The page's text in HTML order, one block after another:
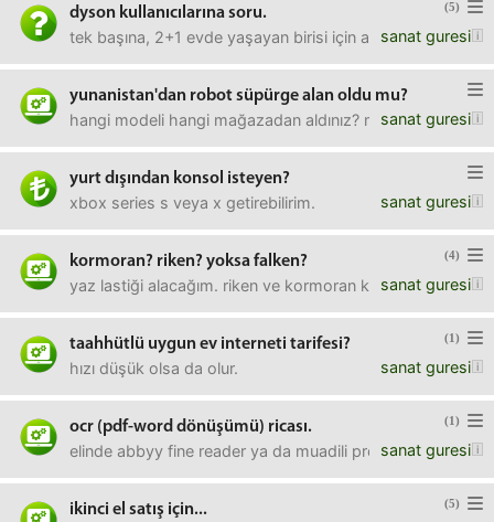
(5)
dyson kullanıcılarına soru.
sanat guresi
tek başına, 2+1 evde yaşayan birisi için absolute v8
yunanistan'dan robot süpürge alan oldu mu?
sanat guresi
hangi modeli hangi mağazadan aldınız? memnun
yurt dışından konsol isteyen?
sanat guresi
xbox series s veya x getirebilirim.
(4)
kormoran? riken? yoksa falken?
sanat guresi
yaz lastiği alacağım. riken ve kormoran kullananlar
(1)
taahhütlü uygun ev interneti tarifesi?
sanat guresi
hızı düşük olsa da olur.
(1)
ocr (pdf-word dönüşümü) ricası.
sanat guresi
elinde abbyy fine reader ya da muadili program olan
(5)
ikinci el satış için...